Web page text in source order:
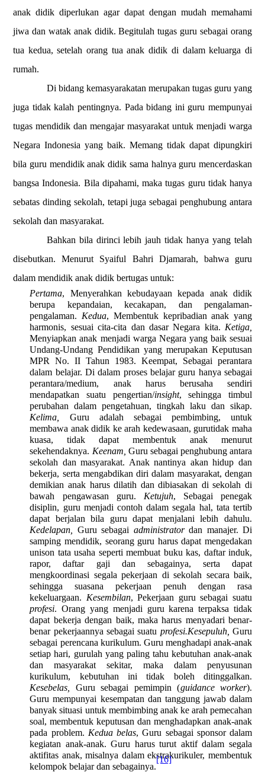
anak didik diperlukan agar dapat dengan mudah memahami
jiwa dan watak anak didik. Begitulah tugas guru sebagai orang
tua kedua, setelah orang tua anak didik di dalam keluarga di
rumah.
Di bidang kemasyarakatan merupakan tugas guru yang
juga tidak kalah pentingnya. Pada bidang ini guru mempunyai
tugas mendidik dan mengajar masyarakat untuk menjadi warga
Negara Indonesia yang baik. Memang tidak dapat dipungkiri
bila guru mendidik anak didik sama halnya guru mencerdaskan
bangsaIndonesia. Bila dipahami, maka tugas guru tidak hanya
sebatas dinding sekolah, tetapi juga sebagai penghubung antara
sekolah dan masyarakat.
Bahkan bila dirinci lebih jauh tidak hanya yang telah
disebutkan. Menurut Syaiful Bahri Djamarah, bahwa guru
dalam mendidik anak didik bertugas untuk:
Pertama, Menyerahkan kebudayaan kepada anak didik
berupa kepandaian, kecakapan, dan pengalaman-
pengalaman. Kedua, Membentuk kepribadian anak yang
harmonis, sesuai cita-cita dan dasar Negara kita. Ketiga,
Menyiapkan anak menjadi warga Negara yang baik sesuai
Undang-Undang Pendidikan yang merupakan Keputusan
MPR No. II Tahun 1983. Keempat, Sebagai perantara
dalam belajar. Di dalam proses belajar guru hanya sebagai
perantara/medium, anak harus berusaha sendiri
mendapatkan suatu pengertian/insight, sehingga timbul
perubahan dalam pengetahuan, tingkah laku dan sikap.
Kelima,
Guru adalah sebagai pembimbing, untuk
membawa anak didik ke arah kedewasaan, gurutidak maha
kuasa, tidak dapat membentuk anak menurut
sekehendaknya. Keenam, Guru sebagai penghubung antara
sekolah dan masyarakat. Anak nantinya akan hidup dan
bekerja, serta mengabdikan diri dalam masyarakat, dengan
demikian anak harus dilatih dan dibiasakan di sekolah di
bawah pengawasan guru. Ketujuh, Sebagai penegak
disiplin, guru menjadi contoh dalam segala hal, tata tertib
dapat berjalan bila guru dapat menjalani lebih dahulu.
Kedelapan,
Guru sebagai administratordan manajer. Di
samping mendidik, seorang guru harus dapat mengedakan
unison tata usaha seperti membuat buku kas, daftar induk,
rapor, daftar gaji dan sebagainya, serta dapat
mengkoordinasi segala pekerjaan di sekolah secara baik,
sehingga suasana pekerjaan penuh dengan rasa
kekeluargaan. Kesembilan, Pekerjaan guru sebagai suatu
profesi. Orang yang menjadi guru karena terpaksa tidak
dapat bekerja dengan baik, maka harus menyadari benar-
benar pekerjaannya sebagai suatu profesi.Kesepuluh, Guru
sebagai perencana kurikulum. Guru menghadapi anak-anak
setiap hari, gurulah yang paling tahu kebutuhan anak-anak
dan masyarakat sekitar, maka dalam penyusunan
kurikulum, kebutuhan ini tidak boleh ditinggalkan.
Kesebelas,
Guru sebagai pemimpin (guidance worker).
Guru mempunyai kesempatan dan tanggung jawab dalam
banyak situasi untuk membimbing anak ke arah pemecahan
soal, membentuk keputusan dan menghadapkan anak-anak
pada problem. Kedua belas,Guru sebagai sponsor dalam
kegiatan anak-anak. Guru harus turut aktif dalam segala
aktifitas anak, misalnya dalam ekstrakurikuler, membentuk
kelompok belajar dan sebagainya.
[16]